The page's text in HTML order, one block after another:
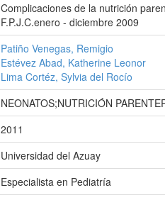
Complicaciones de la nutrición
F.P.J.C.enero - diciembre 2009
Patiño Venegas, Remigio
Estévez Abad, Katherine Leonor
Lima Cortéz, Sylvia del Rocío
NEONATOS;NUTRICIÓN
2011
Universidad del Azuay
Especialista en Pediatría